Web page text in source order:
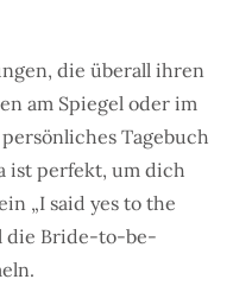
die überall ihren
am Spiegel oder im
Tagebuch
ist perfekt, um dich
„I said yes to the
die Bride-to-be-